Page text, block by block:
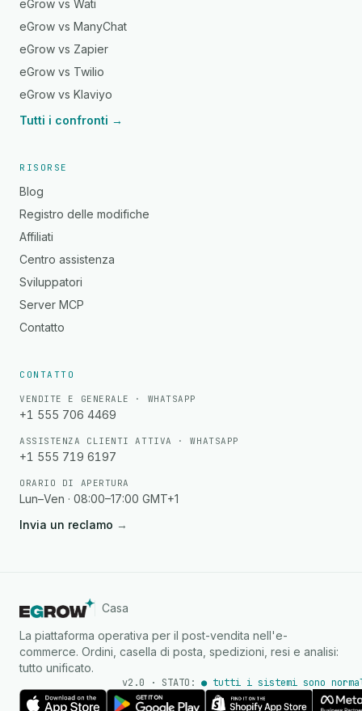
eGrow vs Wati
eGrow vs ManyChat
eGrow vs Zapier
eGrow vs Twilio
eGrow vs Klaviyo
Tutti i confronti →
RISORSE
Blog
Registro delle modifiche
Affiliati
Centro assistenza
Sviluppatori
Server MCP
Contatto
CONTATTO
VENDITE E GENERALE · WHATSAPP
+1 555 706 4469
ASSISTENZA CLIENTI ATTIVA · WHATSAPP
+1 555 719 6197
ORARIO DI APERTURA
Lun–Ven · 08:00–17:00 GMT+1
Invia un reclamo →
Casa
La piattaforma operativa per il post-vendita nell'e-
commerce. Ordini, casella di posta, spedizioni, resi e analisi:
tutto unificato.
v2.0 · STATO: ● tutti i sistemi sono